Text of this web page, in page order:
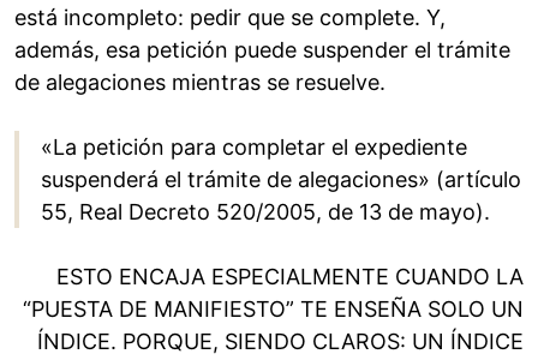
está incompleto: pedir que se complete. Y,
además, esa petición puede suspender el trámite
de alegaciones mientras se resuelve.
«La petición para completar el expediente
suspenderá el trámite de alegaciones» (artículo
55, Real Decreto 520/2005, de 13 de mayo).
ESTO ENCAJA ESPECIALMENTE CUANDO LA
“PUESTA DE MANIFIESTO” TE ENSEÑA SOLO UN
ÍNDICE. PORQUE, SIENDO CLAROS: UN ÍNDICE